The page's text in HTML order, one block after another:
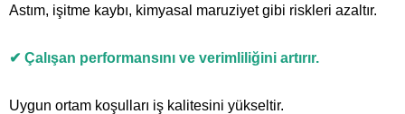
Astım, işitme kaybı, kimyasal maruziyet gibi riskleri azaltır.
✔ Çalışan performansını ve verimliliğini artırır.
Uygun ortam koşulları iş kalitesini yükseltir.